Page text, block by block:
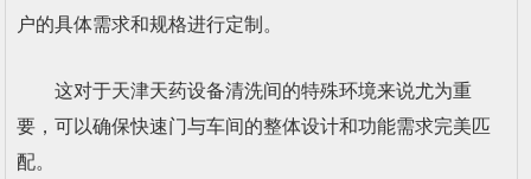
户的具体需求和规格进行定制。
这对于天津天药设备清洗间的特殊环境来说尤为重
要，可以确保快速门与车间的整体设计和功能需求完美匹
配。